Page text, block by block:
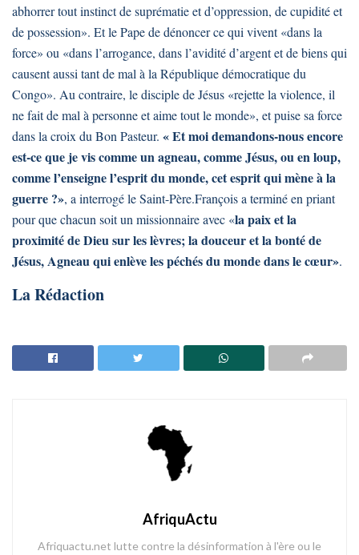
abhorrer tout instinct de suprématie et d’oppression, de cupidité et
de possession». Et le Pape de dénoncer ce qui vivent «dans la
force» ou «dans l’arrogance, dans l’avidité d’argent et de biens qui
causent aussi tant de mal à la République démocratique du
Congo». Au contraire, le disciple de Jésus «rejette la violence, il
ne fait de mal à personne et aime tout le monde», et puise sa force
dans la croix du Bon Pasteur. « Et moi demandons-nous encore
est-ce que je vis comme un agneau, comme Jésus, ou en loup,
comme l’enseigne l’esprit du monde, cet esprit qui mène à la
guerre ?», a interrogé le Saint-Père.François a terminé en priant
pour que chacun soit un missionnaire avec «la paix et la
proximité de Dieu sur les lèvres; la douceur et la bonté de
Jésus, Agneau qui enlève les péchés du monde dans le cœur».
La Rédaction
AfriquActu
Afriquactu.net lutte contre la désinformation à l'ère ou le